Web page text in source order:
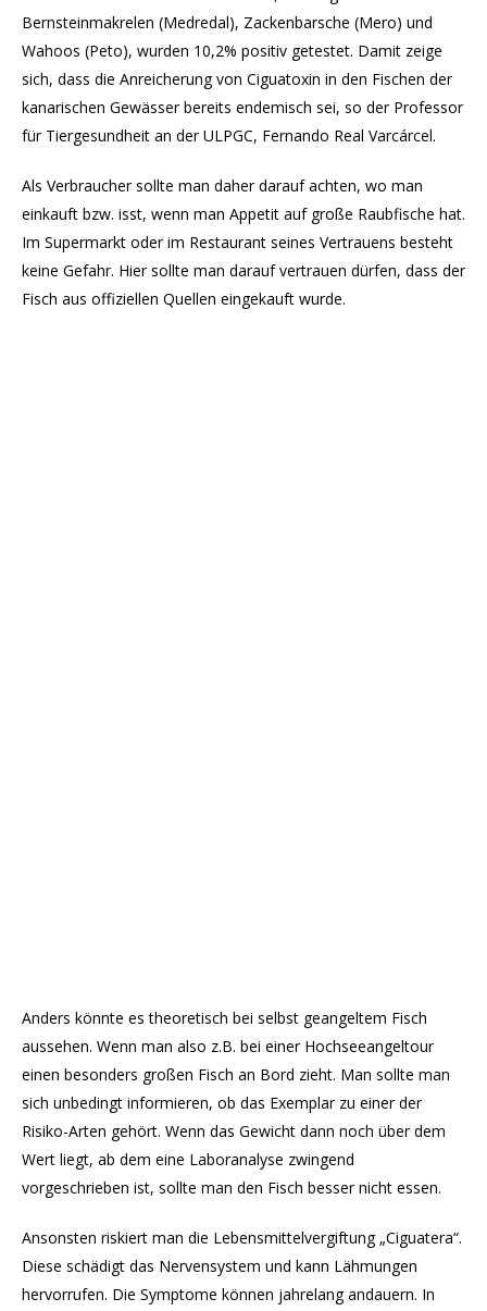
Bernsteinmakrelen (Medredal), Zackenbarsche (Mero) und
Wahoos (Peto), wurden 10,2% positiv getestet. Damit zeige
sich, dass die Anreicherung von Ciguatoxin in den Fischen der
kanarischen Gewässer bereits endemisch sei, so der Professor
für Tiergesundheit an der ULPGC, Fernando Real Varcárcel.
Als Verbraucher sollte man daher darauf achten, wo man
einkauft bzw. isst, wenn man Appetit auf große Raubfische hat.
Im Supermarkt oder im Restaurant seines Vertrauens besteht
keine Gefahr. Hier sollte man darauf vertrauen dürfen, dass der
Fisch aus offiziellen Quellen eingekauft wurde.
Anders könnte es theoretisch bei selbst geangeltem Fisch
aussehen. Wenn man also z.B. bei einer Hochseeangeltour
einen besonders großen Fisch an Bord zieht. Man sollte man
sich unbedingt informieren, ob das Exemplar zu einer der
Risiko-Arten gehört. Wenn das Gewicht dann noch über dem
Wert liegt, ab dem eine Laboranalyse zwingend
vorgeschrieben ist, sollte man den Fisch besser nicht essen.
Ansonsten riskiert man die Lebensmittelvergiftung „Ciguatera“.
Diese schädigt das Nervensystem und kann Lähmungen
hervorrufen. Die Symptome können jahrelang andauern. In